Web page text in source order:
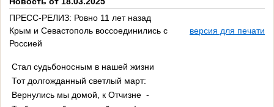
ПРЕСС-РЕЛИЗ: Ровно 11 лет назад
Крым и Севастополь воссоединились с
Россией
версия для печати
Стал судьбоносным в нашей жизни
Тот долгожданный светлый март:
Вернулись мы домой, к Отчизне -